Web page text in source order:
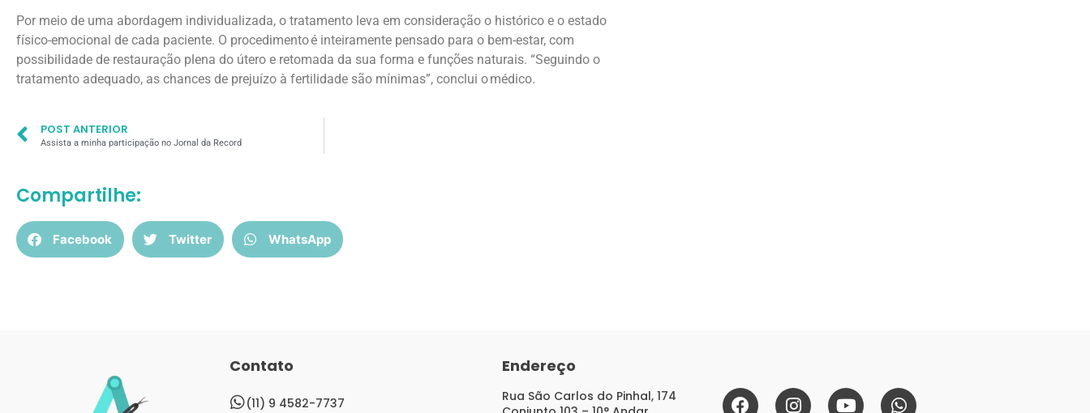
Por meio de uma abordagem individualizada, o tratamento leva em consideração o histórico e o estado
físico-emocional de cada paciente. O procedimento é inteiramente pensado para o bem-estar, com
possibilidade de restauração plena do útero e retomada da sua forma e funções naturais. “Seguindo o
tratamento adequado, as chances de prejuízo à fertilidade são mínimas”, conclui o médico.
POST ANTERIOR
Assista a minha participação no Jornal da Record
Compartilhe:
Facebook Twitter WhatsApp
Contato
(11) 9 4582-7737
Endereço
Rua São Carlos do Pinhal, 174